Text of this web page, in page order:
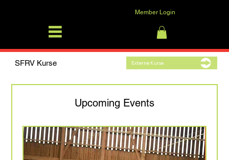
Log In
Member Login
SFRV Kurse Externe Kurse
Upcoming Events